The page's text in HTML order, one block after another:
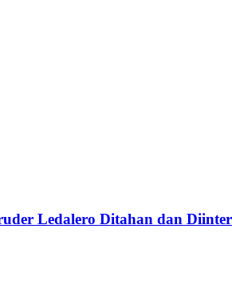
Ledalero Ditahan dan